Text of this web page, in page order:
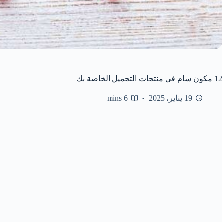
12 مكون سام في منتجات التجميل الخاصة بك
19 يناير، 2025 6 mins